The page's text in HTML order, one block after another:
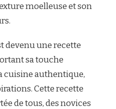
moelleuse et son
devenu une recette
sa touche
cuisine authentique,
Cette recette
de tous, des novices